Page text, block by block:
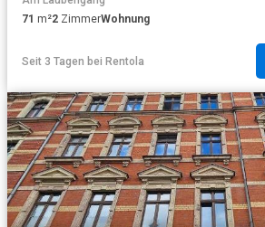
71 m²2 ZimmerWohnung
Seit 3 Tagen bei Rentola